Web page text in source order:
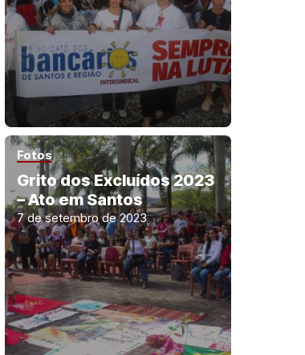
Fotos
Grito dos Excluídos 2023
– Ato em Santos
7 de setembro de 2023